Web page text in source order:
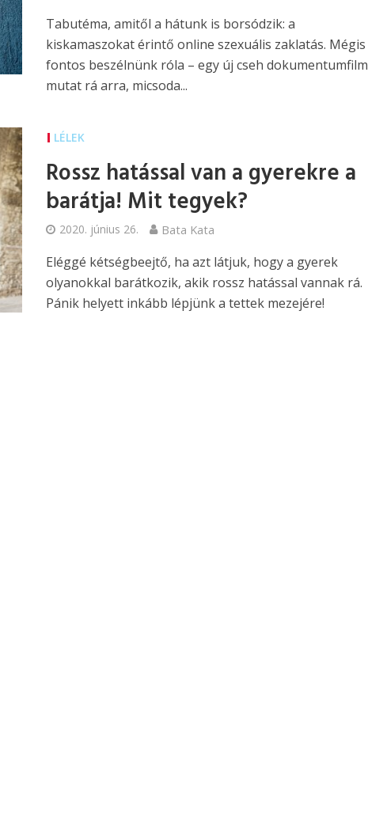
Tabutéma, amitől a hátunk is borsódzik: a
kiskamaszokat érintő online szexuális zaklatás. Mégis
fontos beszélnünk róla – egy új cseh dokumentumfilm
mutat rá arra, micsoda...
LÉLEK
Rossz hatással van a gyerekre a
barátja! Mit tegyek?
2020. június 26. Bata Kata
Eléggé kétségbeejtő, ha azt látjuk, hogy a gyerek
olyanokkal barátkozik, akik rossz hatással vannak rá.
Pánik helyett inkább lépjünk a tettek mezejére!